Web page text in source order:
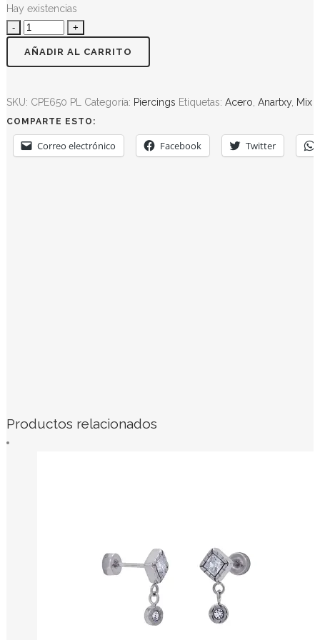
Hay existencias
AÑADIR AL CARRITO
SKU: CPE650 PL Categoría: Piercings Etiquetas: Acero Anartxy, Mix
COMPARTE ESTO:
Correo electrónico Facebook Twitter
Productos relacionados